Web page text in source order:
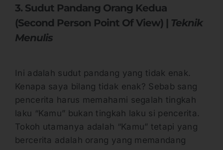
3. Sudut Pandang Orang Kedua
(Second Person Point Of View) | Teknik
Menulis
Ini adalah sudut pandang yang tidak enak.
Kenapa saya bilang tidak enak? Sebab sang
pencerita harus memahami segalah tingkah
laku “Kamu” bukan tingkah laku si pencerita.
Tokoh utamanya adalah “Kamu” tetapi yang
bercerita adalah orang yang memandang